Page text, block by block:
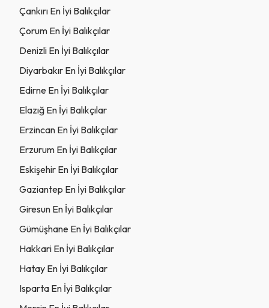
Çankırı En İyi Balıkçılar
Çorum En İyi Balıkçılar
Denizli En İyi Balıkçılar
Diyarbakır En İyi Balıkçılar
Edirne En İyi Balıkçılar
Elazığ En İyi Balıkçılar
Erzincan En İyi Balıkçılar
Erzurum En İyi Balıkçılar
Eskişehir En İyi Balıkçılar
Gaziantep En İyi Balıkçılar
Giresun En İyi Balıkçılar
Gümüşhane En İyi Balıkçılar
Hakkari En İyi Balıkçılar
Hatay En İyi Balıkçılar
Isparta En İyi Balıkçılar